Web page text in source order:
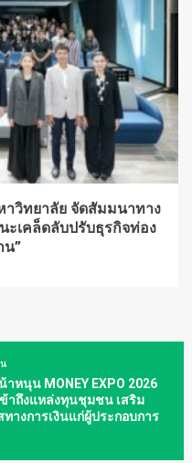
วิทยาลัย จัดสัมมนาทาง
ะเคล็ดลับปรับธุรกิจท่อง
น”
าหนุน MONEY EXPO 2026
ข้าถึงแหล่งทุนชุมชน เสริม
ทางการเงินแก่ผู้ประกอบการ